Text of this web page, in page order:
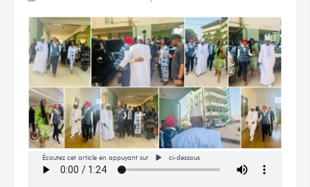
Écoutez cet article en appuyant sur ci-dessous